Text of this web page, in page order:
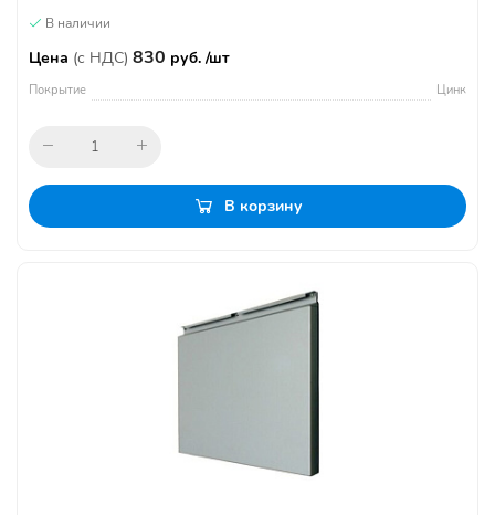
В наличии
Цена (с НДС) 830 руб. /шт
Покрытие Цинк
В корзину